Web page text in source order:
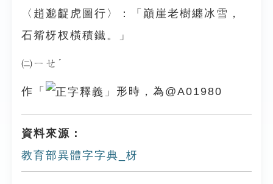
〈趙邈齪虎圖行〉：「巔崖老樹纏冰雪，
石觜枒杈橫積鐵。」
㈡ㄧㄝˊ
作「 」形時，為@A01980
資料來源：
教育部異體字字典_枒